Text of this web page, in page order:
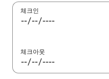
체크인
체크아웃